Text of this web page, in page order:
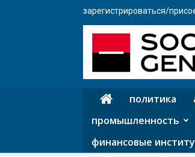
зарегистрироваться/
политика
промышленность
финансовые